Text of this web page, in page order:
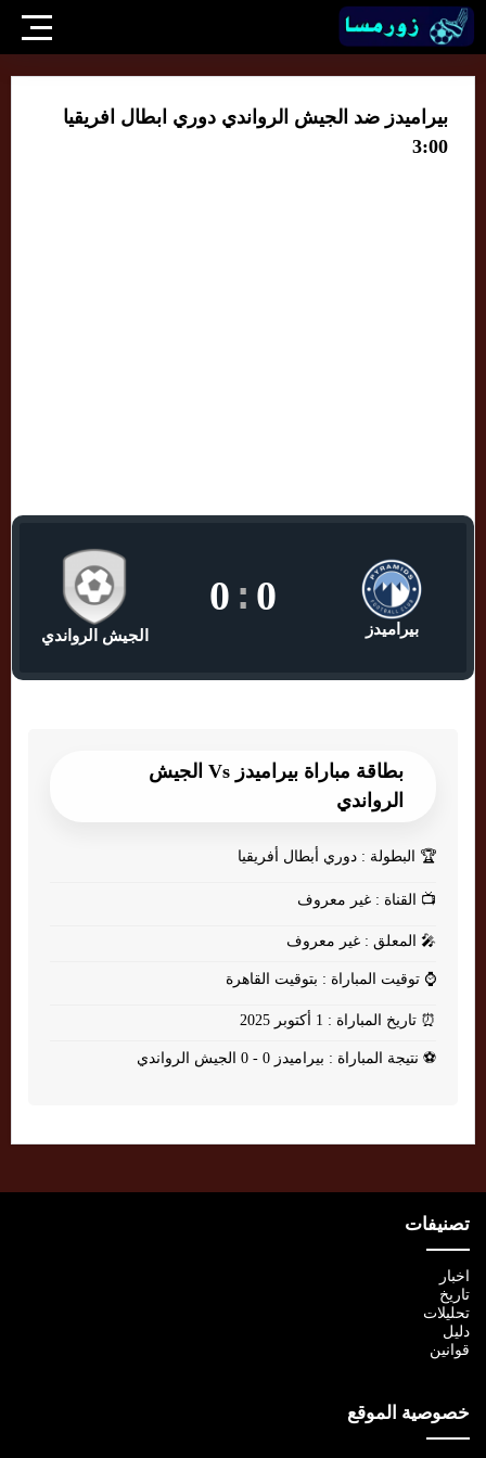
بيراميدز ضد الجيش الرواندي دوري ابطال افريقيا
3:00
بيراميدز
0
:
0
الجيش الرواندي
بطاقة مباراة بيراميدز Vs الجيش
الرواندي
🏆 البطولة : دوري أبطال أفريقيا
📺 القناة : غير معروف
🎤 المعلق : غير معروف
⌚ توقيت المباراة : بتوقيت القاهرة
⏰ تاريخ المباراة : 1 أكتوبر 2025
⚽ نتيجة المباراة : بيراميدز 0 - 0 الجيش الرواندي
تصنيفات
اخبار
تاريخ
تحليلات
دليل
قوانين
خصوصية الموقع